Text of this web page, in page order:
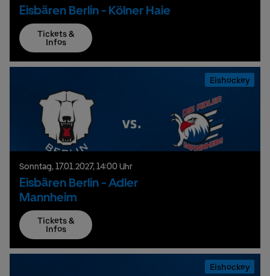
Eisbären Berlin - Kölner Haie
Tickets &
Infos
Eishockey
Sonntag,17.01.2027,14:00 Uhr
Eisbären Berlin - Adler
Mannheim
Tickets &
Infos
Eishockey